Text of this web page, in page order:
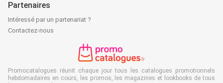
Partenaires
Intéressé par un partenariat ?
Contactez-nous
Promocatalogues réunit chaque jour tous les catalogues promotionnels
hebdomadaires en cours, les promos, les magazines et lookbooks de tous